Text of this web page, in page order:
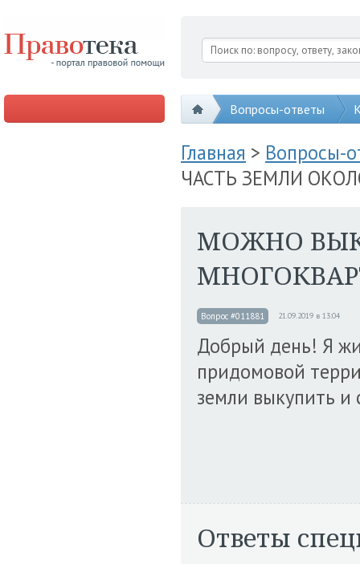
Вопросы-ответы
Главная > Вопросы-
ЧАСТЬ ЗЕМЛИ
МОЖНО
Вопрос #011881 21.09.2019 в 13:04
Добрый день! Я
придомовой
земли выкупить и
Ответы